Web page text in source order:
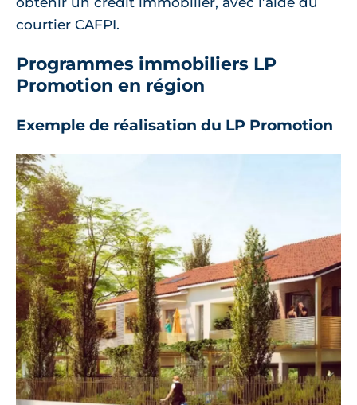
courtier CAFPI.
Programmes immobiliers LP
Promotion en région
Exemple de réalisation du LP Promotion